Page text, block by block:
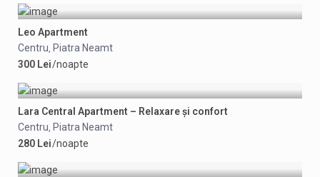
Leo Apartment
Centru, Piatra Neamt
300 Lei/noapte
Lara Central Apartment – Relaxare și confort
Centru, Piatra Neamt
280 Lei/noapte